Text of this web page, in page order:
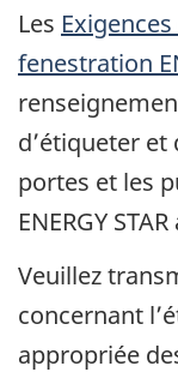
Les
fenestration
d’étiqueter
portes et les
ENERGY
Veuillez
concernant
appropriée